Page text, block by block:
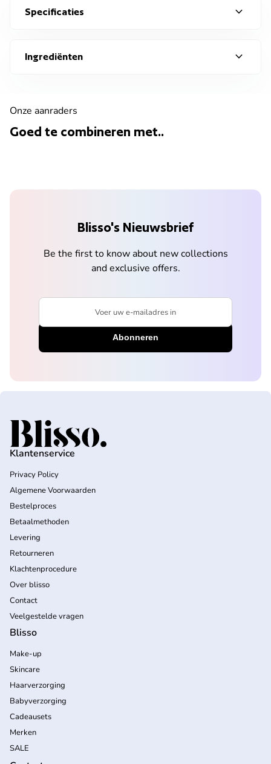
Specificaties expand_more
Ingrediënten expand_more
Onze aanraders
Goed te combineren met..
Blisso's Nieuwsbrief
Be the first to know about new collections
and exclusive offers.
Voer uw e-mailadres in
Home
Klantenservice
Privacy Policy
Algemene Voorwaarden
Bestelproces
Betaalmethoden
Levering
Retourneren
Klachtenprocedure
Over blisso
Contact
Veelgestelde vragen
Blisso
Make-up
Skincare
Haarverzorging
Babyverzorging
Cadeausets
Merken
SALE